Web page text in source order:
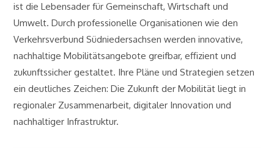
ist die Lebensader für Gemeinschaft, Wirtschaft und
Umwelt. Durch professionelle Organisationen wie den
Verkehrsverbund Südniedersachsen werden innovative,
nachhaltige Mobilitätsangebote greifbar, effizient und
zukunftssicher gestaltet. Ihre Pläne und Strategien setzen
ein deutliches Zeichen: Die Zukunft der Mobilität liegt in
regionaler Zusammenarbeit, digitaler Innovation und
nachhaltiger Infrastruktur.